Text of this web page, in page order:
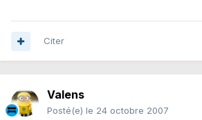
Citer
Valens
Posté(e) le 24 octobre 2007